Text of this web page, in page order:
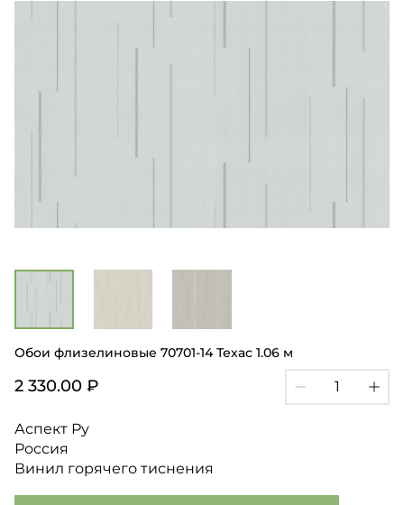
Обои флизелиновые 70701-14 Техас 1.06 м
2 330.00 ₽
Аспект Ру
Россия
Винил горячего тиснения